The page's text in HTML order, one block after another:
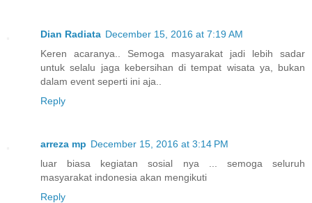
Dian Radiata December 15, 2016 at 7:19 AM
Keren acaranya.. Semoga masyarakat jadi lebih sadar
untuk selalu jaga kebersihan di tempat wisata ya, bukan
dalam event seperti ini aja..
Reply
arreza mp December 15, 2016 at 3:14 PM
luar biasa kegiatan sosial nya ... semoga seluruh
masyarakat indonesia akan mengikuti
Reply